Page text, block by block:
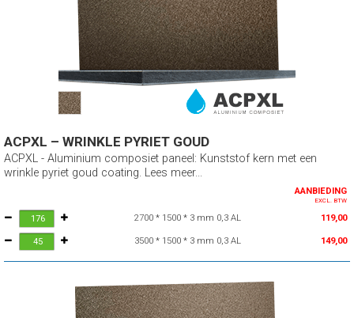
ACPXL – WRINKLE PYRIET GOUD
ACPXL - Aluminium composiet paneel: Kunststof kern met een
wrinkle pyriet goud coating. Lees meer...
AANBIEDING
EXCL. BTW
2700 * 1500 * 3 mm 0,3 AL 119,00
3500 * 1500 * 3 mm 0,3 AL 149,00